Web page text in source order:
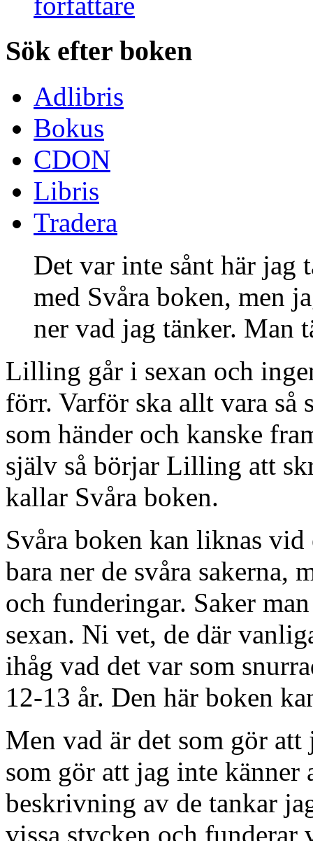
Sök efter boken
Adlibris
Bokus
CDON
Libris
Tradera
Det var inte sånt här jag
med Svåra boken, men
ner vad jag tänker. Man
Lilling går i sexan och
förr. Varför ska allt vara så
som händer och kanske
själv så börjar Lilling att
kallar Svåra boken.
Svåra boken kan liknas
bara ner de svåra sakerna,
och funderingar. Saker
sexan. Ni vet, de där
ihåg vad det var som
12-13 år. Den här boken
Men vad är det som gör
som gör att jag inte känner
beskrivning av de tankar
vissa stycken och